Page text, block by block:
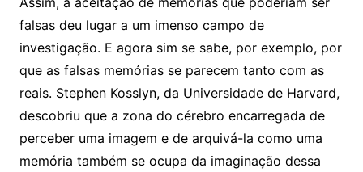
falsas deu lugar a um imenso campo de
investigação. E agora sim se sabe, por exemplo, por
que as falsas memórias se parecem tanto com as
reais. Stephen Kosslyn, da Universidade de Harvard,
descobriu que a zona do cérebro encarregada de
perceber uma imagem e de arquivá-la como uma
memória também se ocupa da imaginação dessa